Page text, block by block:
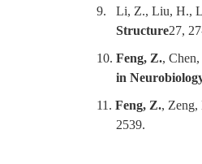
9.
Li, Z., Liu, H.,
Structure27,
10. Feng, Z.,
in
11. Feng, Z., Zeng,
2539.